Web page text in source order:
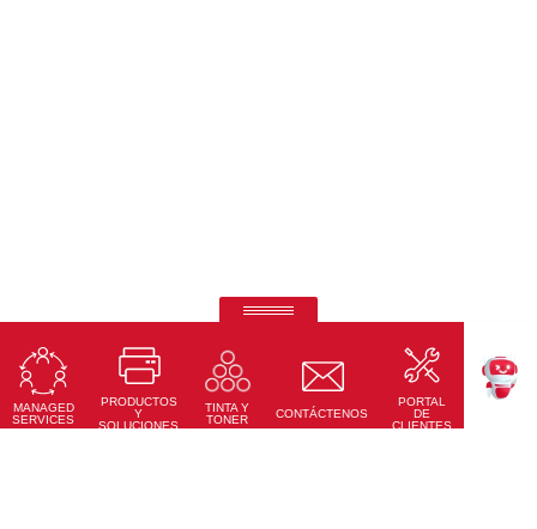
MANAGED
SERVICES
PRODUCTOS
Y
SOLUCIONES
TINTA Y
TONER
CONTÁCTENOS
PORTAL
DE
CLIENTES
Ricoh Pro C7500
Impresión de quinto color de otro nivel.
Conoce Más